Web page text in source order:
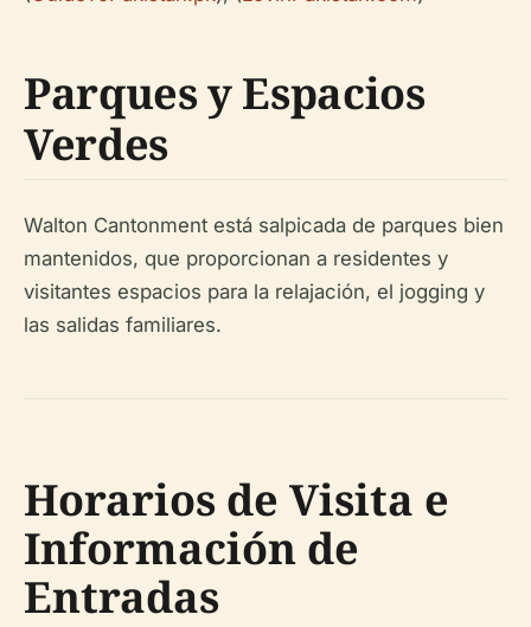
Parques y Espacios
Verdes
Walton Cantonment está salpicada de parques bien
mantenidos, que proporcionan a residentes y
visitantes espacios para la relajación, el jogging y
las salidas familiares.
Horarios de Visita e
Información de
Entradas